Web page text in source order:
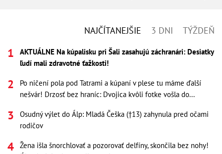
NAJČÍTANEJŠIE 3 DNI TÝŽDEŇ
AKTUÁLNE Na kúpalisku pri Šali zasahujú záchranári: Desiatky
ľudí mali zdravotné ťažkosti!
Po ničení pola pod Tatrami a kúpaní v plese tu máme ďalší
nešvár! Drzosť bez hraníc: Dvojica kvôli fotke vošla do...
Osudný výlet do Álp: Mladá Češka (†13) zahynula pred očami
rodičov
Žena išla šnorchlovať a pozorovať delfíny, skončila bez nohy!